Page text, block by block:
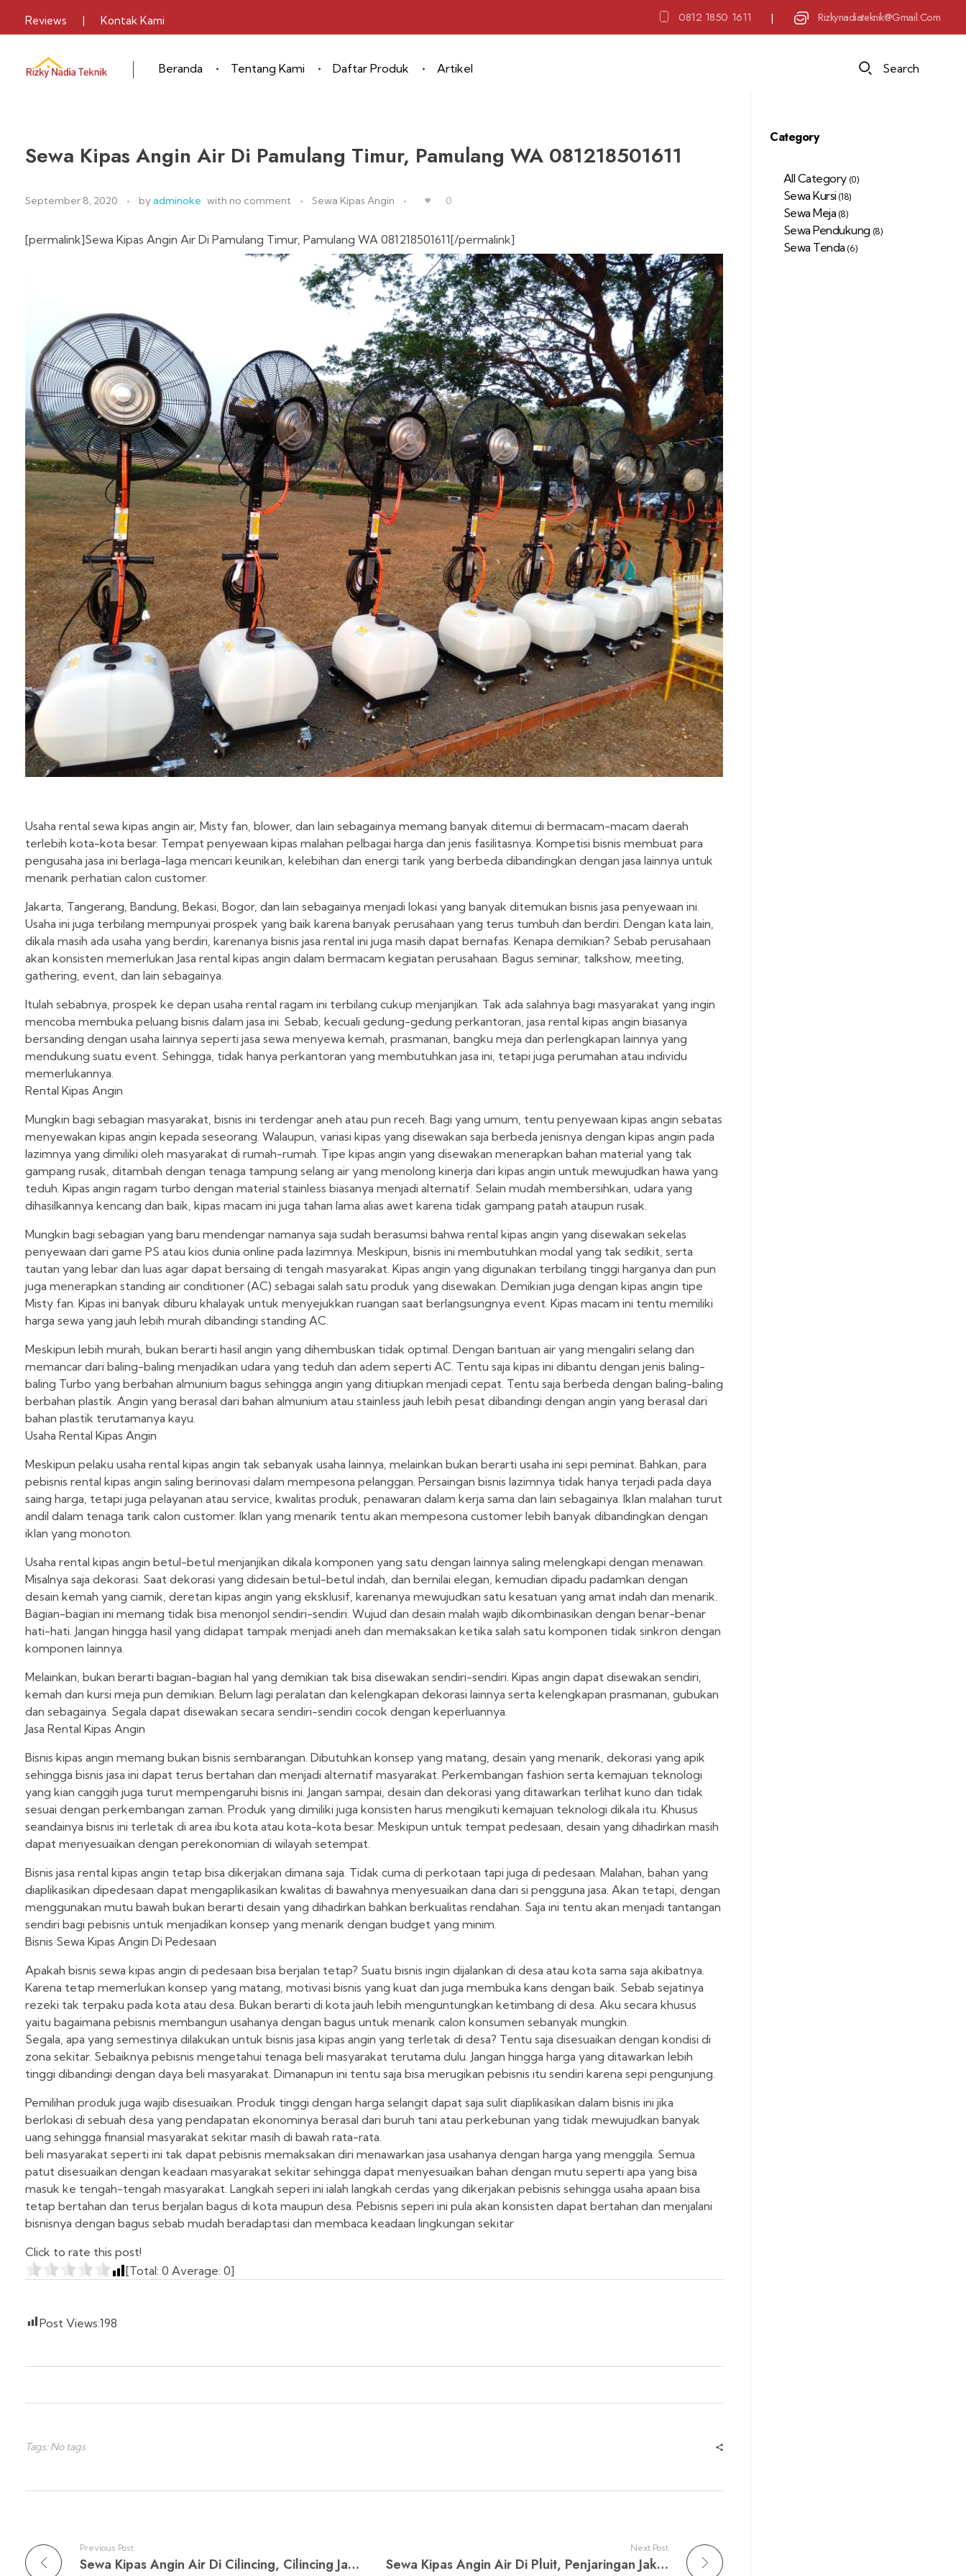
Reviews | Kontak Kami 0812 1850 1611 | Rizkynadiateknik@gmail.com
Beranda Tentang Kami Daftar Produk Artikel Search
Sewa Kipas Angin Air Di Pamulang Timur, Pamulang WA 081218501611
September 8, 2020 byadminoke with no comment Sewa Kipas Angin 0
[permalink]Sewa Kipas Angin Air Di Pamulang Timur, Pamulang WA 081218501611[/permalink]
Usaha rental sewa kipas angin air, Misty fan, blower, dan lain sebagainya memang banyak ditemui di bermacam-macam daerah
terlebih kota-kota besar. Tempat penyewaan kipas malahan pelbagai harga dan jenis fasilitasnya. Kompetisi bisnis membuat para
pengusaha jasa ini berlaga-laga mencari keunikan, kelebihan dan energi tarik yang berbeda dibandingkan dengan jasa lainnya untuk
menarik perhatian calon customer.
Jakarta, Tangerang, Bandung, Bekasi, Bogor, dan lain sebagainya menjadi lokasi yang banyak ditemukan bisnis jasa penyewaan ini.
Usaha ini juga terbilang mempunyai prospek yang baik karena banyak perusahaan yang terus tumbuh dan berdiri. Dengan kata lain,
dikala masih ada usaha yang berdiri, karenanya bisnis jasa rental ini juga masih dapat bernafas. Kenapa demikian? Sebab perusahaan
akan konsisten memerlukan Jasa rental kipas angin dalam bermacam kegiatan perusahaan. Bagus seminar, talkshow, meeting,
gathering, event, dan lain sebagainya.
Itulah sebabnya, prospek ke depan usaha rental ragam ini terbilang cukup menjanjikan. Tak ada salahnya bagi masyarakat yang ingin
mencoba membuka peluang bisnis dalam jasa ini. Sebab, kecuali gedung-gedung perkantoran, jasa rental kipas angin biasanya
bersanding dengan usaha lainnya seperti jasa sewa menyewa kemah, prasmanan, bangku meja dan perlengkapan lainnya yang
mendukung suatu event. Sehingga, tidak hanya perkantoran yang membutuhkan jasa ini, tetapi juga perumahan atau individu
memerlukannya.
Rental Kipas Angin
Mungkin bagi sebagian masyarakat, bisnis ini terdengar aneh atau pun receh. Bagi yang umum, tentu penyewaan kipas angin sebatas
menyewakan kipas angin kepada seseorang. Walaupun, variasi kipas yang disewakan saja berbeda jenisnya dengan kipas angin pada
lazimnya yang dimiliki oleh masyarakat di rumah-rumah. Tipe kipas angin yang disewakan menerapkan bahan material yang tak
gampang rusak, ditambah dengan tenaga tampung selang air yang menolong kinerja dari kipas angin untuk mewujudkan hawa yang
teduh. Kipas angin ragam turbo dengan material stainless biasanya menjadi alternatif. Selain mudah membersihkan, udara yang
dihasilkannya kencang dan baik, kipas macam ini juga tahan lama alias awet karena tidak gampang patah ataupun rusak.
Mungkin bagi sebagian yang baru mendengar namanya saja sudah berasumsi bahwa rental kipas angin yang disewakan sekelas
penyewaan dari game PS atau kios dunia online pada lazimnya. Meskipun, bisnis ini membutuhkan modal yang tak sedikit, serta
tautan yang lebar dan luas agar dapat bersaing di tengah masyarakat. Kipas angin yang digunakan terbilang tinggi harganya dan pun
juga menerapkan standing air conditioner (AC) sebagai salah satu produk yang disewakan. Demikian juga dengan kipas angin tipe
Misty fan. Kipas ini banyak diburu khalayak untuk menyejukkan ruangan saat berlangsungnya event. Kipas macam ini tentu memiliki
harga sewa yang jauh lebih murah dibandingi standing AC.
Meskipun lebih murah, bukan berarti hasil angin yang dihembuskan tidak optimal. Dengan bantuan air yang mengaliri selang dan
memancar dari baling-baling menjadikan udara yang teduh dan adem seperti AC. Tentu saja kipas ini dibantu dengan jenis baling-
baling Turbo yang berbahan almunium bagus sehingga angin yang ditiupkan menjadi cepat. Tentu saja berbeda dengan baling-baling
berbahan plastik. Angin yang berasal dari bahan almunium atau stainless jauh lebih pesat dibandingi dengan angin yang berasal dari
bahan plastik terutamanya kayu.
Usaha Rental Kipas Angin
Meskipun pelaku usaha rental kipas angin tak sebanyak usaha lainnya, melainkan bukan berarti usaha ini sepi peminat. Bahkan, para
pebisnis rental kipas angin saling berinovasi dalam mempesona pelanggan. Persaingan bisnis lazimnya tidak hanya terjadi pada daya
saing harga, tetapi juga pelayanan atau service, kwalitas produk, penawaran dalam kerja sama dan lain sebagainya. Iklan malahan turut
andil dalam tenaga tarik calon customer. Iklan yang menarik tentu akan mempesona customer lebih banyak dibandingkan dengan
iklan yang monoton.
Usaha rental kipas angin betul-betul menjanjikan dikala komponen yang satu dengan lainnya saling melengkapi dengan menawan.
Misalnya saja dekorasi. Saat dekorasi yang didesain betul-betul indah, dan bernilai elegan, kemudian dipadu padamkan dengan
desain kemah yang ciamik, deretan kipas angin yang eksklusif, karenanya mewujudkan satu kesatuan yang amat indah dan menarik.
Bagian-bagian ini memang tidak bisa menonjol sendiri-sendiri. Wujud dan desain malah wajib dikombinasikan dengan benar-benar
hati-hati. Jangan hingga hasil yang didapat tampak menjadi aneh dan memaksakan ketika salah satu komponen tidak sinkron dengan
komponen lainnya.
Melainkan, bukan berarti bagian-bagian hal yang demikian tak bisa disewakan sendiri-sendiri. Kipas angin dapat disewakan sendiri,
kemah dan kursi meja pun demikian. Belum lagi peralatan dan kelengkapan dekorasi lainnya serta kelengkapan prasmanan, gubukan
dan sebagainya. Segala dapat disewakan secara sendiri-sendiri cocok dengan keperluannya.
Jasa Rental Kipas Angin
Bisnis kipas angin memang bukan bisnis sembarangan. Dibutuhkan konsep yang matang, desain yang menarik, dekorasi yang apik
sehingga bisnis jasa ini dapat terus bertahan dan menjadi alternatif masyarakat. Perkembangan fashion serta kemajuan teknologi
yang kian canggih juga turut mempengaruhi bisnis ini. Jangan sampai, desain dan dekorasi yang ditawarkan terlihat kuno dan tidak
sesuai dengan perkembangan zaman. Produk yang dimiliki juga konsisten harus mengikuti kemajuan teknologi dikala itu. Khusus
seandainya bisnis ini terletak di area ibu kota atau kota-kota besar. Meskipun untuk tempat pedesaan, desain yang dihadirkan masih
dapat menyesuaikan dengan perekonomian di wilayah setempat.
Bisnis jasa rental kipas angin tetap bisa dikerjakan dimana saja. Tidak cuma di perkotaan tapi juga di pedesaan. Malahan, bahan yang
diaplikasikan dipedesaan dapat mengaplikasikan kwalitas di bawahnya menyesuaikan dana dari si pengguna jasa. Akan tetapi, dengan
menggunakan mutu bawah bukan berarti desain yang dihadirkan bahkan berkualitas rendahan. Saja ini tentu akan menjadi tantangan
sendiri bagi pebisnis untuk menjadikan konsep yang menarik dengan budget yang minim.
Bisnis Sewa Kipas Angin Di Pedesaan
Apakah bisnis sewa kipas angin di pedesaan bisa berjalan tetap? Suatu bisnis ingin dijalankan di desa atau kota sama saja akibatnya.
Karena tetap memerlukan konsep yang matang, motivasi bisnis yang kuat dan juga membuka kans dengan baik. Sebab sejatinya
rezeki tak terpaku pada kota atau desa. Bukan berarti di kota jauh lebih menguntungkan ketimbang di desa. Aku secara khusus
yaitu bagaimana pebisnis membangun usahanya dengan bagus untuk menarik calon konsumen sebanyak mungkin.
Segala, apa yang semestinya dilakukan untuk bisnis jasa kipas angin yang terletak di desa? Tentu saja disesuaikan dengan kondisi di
zona sekitar. Sebaiknya pebisnis mengetahui tenaga beli masyarakat terutama dulu. Jangan hingga harga yang ditawarkan lebih
tinggi dibandingi dengan daya beli masyarakat. Dimanapun ini tentu saja bisa merugikan pebisnis itu sendiri karena sepi pengunjung.
Pemilihan produk juga wajib disesuaikan. Produk tinggi dengan harga selangit dapat saja sulit diaplikasikan dalam bisnis ini jika
berlokasi di sebuah desa yang pendapatan ekonominya berasal dari buruh tani atau perkebunan yang tidak mewujudkan banyak
uang sehingga finansial masyarakat sekitar masih di bawah rata-rata.
beli masyarakat seperti ini tak dapat pebisnis memaksakan diri menawarkan jasa usahanya dengan harga yang menggila. Semua
patut disesuaikan dengan keadaan masyarakat sekitar sehingga dapat menyesuaikan bahan dengan mutu seperti apa yang bisa
masuk ke tengah-tengah masyarakat. Langkah seperi ini ialah langkah cerdas yang dikerjakan pebisnis sehingga usaha apaan bisa
tetap bertahan dan terus berjalan bagus di kota maupun desa. Pebisnis seperi ini pula akan konsisten dapat bertahan dan menjalani
bisnisnya dengan bagus sebab mudah beradaptasi dan membaca keadaan lingkungan sekitar
Click to rate this post!
[Total: 0 Average: 0]
Post Views:198
Tags: No tags
Previous Post
Sewa Kipas Angin Air Di Cilincing, Cilincing Jakarta Utara WA 081218501611
Next Post
Sewa Kipas Angin Air Di Pluit, Penjaringan Jakarta Utara WA 081218501611
Category
All Category (0)
Sewa Kursi (18)
Sewa Meja (8)
Sewa Pendukung (8)
Sewa Tenda (6)